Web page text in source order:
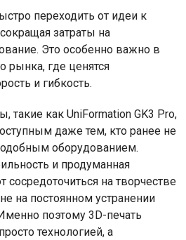
переходить от идеи к
затраты на
Это особенно важно в
рынка, где ценятся
и гибкость.
такие как UniFormation GK3 Pro,
даже тем, кто ранее не
оборудованием.
и продуманная
сосредоточиться на творчестве
на постоянном устранении
поэтому 3D-печать
технологией, а